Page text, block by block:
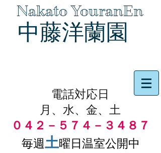
Nakato YouranEn
中藤洋蘭園
電話対応日
月、水、金、土
０４２－５７４－３４８７
毎週土曜日温室公開中